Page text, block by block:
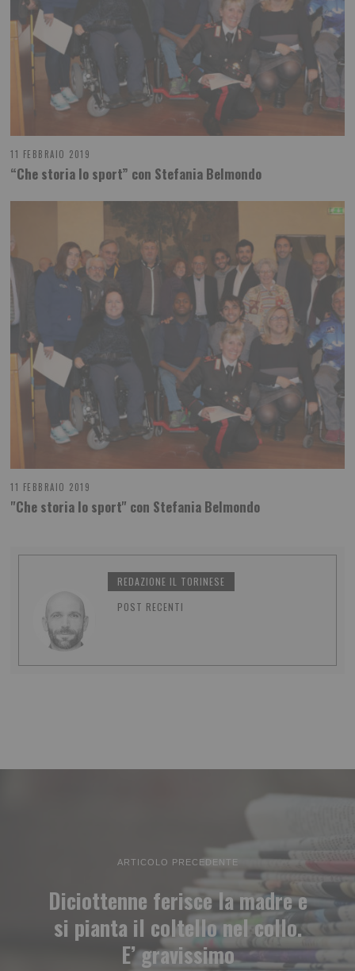
11 FEBBRAIO 2019
“Che storia lo sport” con Stefania Belmondo
11 FEBBRAIO 2019
"Che storia lo sport" con Stefania Belmondo
REDAZIONE IL TORINESE
POST RECENTI
ARTICOLO PRECEDENTE
Diciottenne ferisce la madre e
si pianta il coltello nel collo.
E’ gravissimo